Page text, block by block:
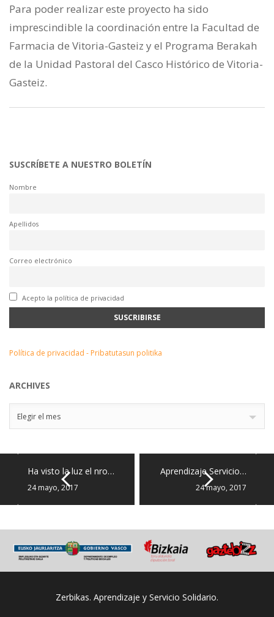
Para poder realizar este proyecto ha sido
imprescindible la coordinación entre la Facultad de
Farmacia de Vitoria-Gasteiz y el Programa Berakah
de la Unidad Pastoral del Casco Histórico de Vitoria-
Gasteiz.
SUSCRÍBETE A NUESTRO BOLETÍN
Nombre
Apellidos
Correo electrónico
Acepto la política de privacidad
Política de privacidad - Pribatutasun politika
ARCHIVES
Elegir el mes
Ha visto la luz el nro…
24 mayo, 2017
Aprendizaje Servicio…
24 mayo, 2017
Zerbikas. Aprendizaje y Servicio Solidario.